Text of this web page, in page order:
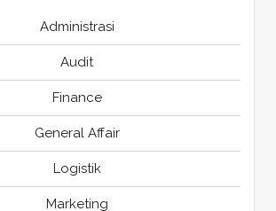
Administrasi
Audit
Finance
General Affair
Logistik
Marketing